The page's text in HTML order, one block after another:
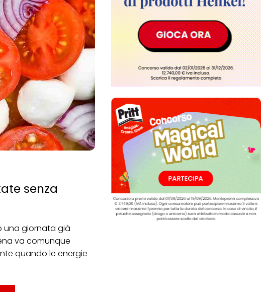
senza
una giornata già
va comunque
quando le energie